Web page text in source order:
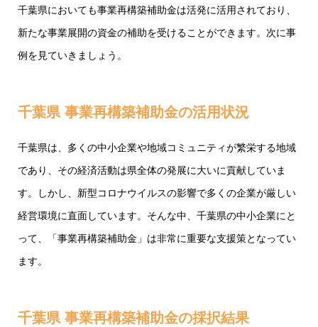
千葉県においても事業再構築補助金は活発に活用されており、
新たな事業展開の資金の補助を受けることができます。次に事
例を見ていきましょう。
千葉県 事業再構築補助金の活用状況
千葉県は、多くの中小企業や地域コミュニティが繁栄する地域
であり、その経済活動は県全体の発展に大いに貢献していま
す。しかし、新型コロナウイルスの影響で多くの企業が厳しい
経営環境に直面しています。そんな中、千葉県の中小企業にと
って、「事業再構築補助金」は非常に重要な支援策となってい
ます。
千葉県 事業再構築補助金の採択結果